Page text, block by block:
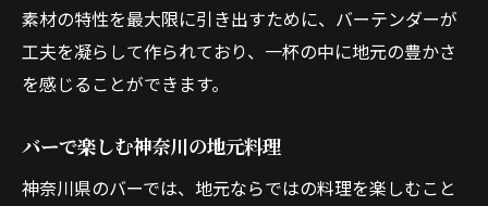
素材の特性を最大限に引き出すために、バーテンダーが
工夫を凝らして作られており、一杯の中に地元の豊かさ
を感じることができます。
バーで楽しむ神奈川の地元料理
神奈川県のバーでは、地元ならではの料理を楽しむこと